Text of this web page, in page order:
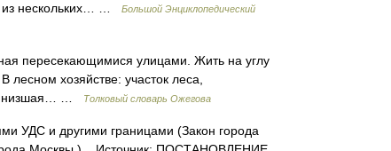
из нескольких… …
Большой Энциклопедический
пересекающимися улицами. Жить на углу
лесном хозяйстве: участок леса,
низшая… …
Толковый словарь Ожегова
УДС и другими границами (Закон города